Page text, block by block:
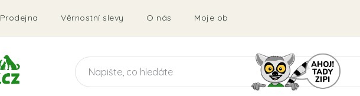
Prodejna Věrnostní slevy O nás Moje objednávka Obchodní